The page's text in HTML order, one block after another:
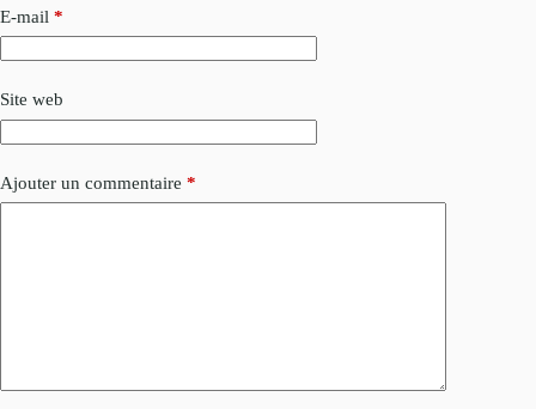
E-mail *
Site web
Ajouter un commentaire *